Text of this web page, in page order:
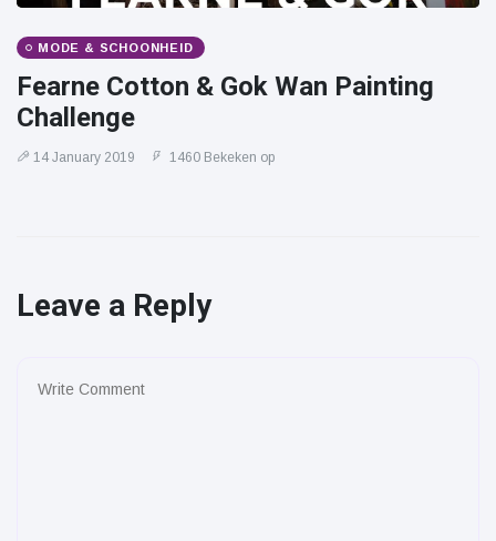
MODE & SCHOONHEID
Fearne Cotton & Gok Wan Painting
Challenge
14 January 2019 1460 Bekeken op
Leave a Reply